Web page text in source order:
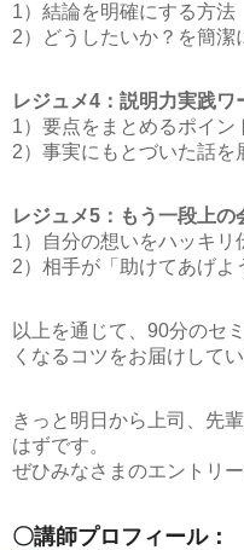
1）結論を明確にする方法
2）どうしたいか？を簡潔
レジュメ4：説明力実践ワ
1）要点をまとめるポイン
2）事実にもとづいた話を
レジュメ5：もう一段上の
1）自分の想いをハッキリ
2）相手が「助けてあげ
以上を通じて、90分のセ
くなるコツをお届けして
きっと明日から上司、先
はずです。
ぜひみなさまのエントリ
〇講師プロフィール：